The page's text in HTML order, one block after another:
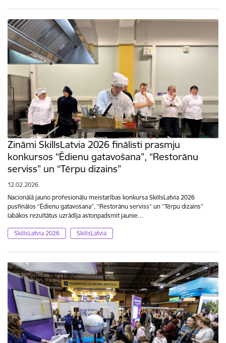
Zināmi SkillsLatvia 2026 finālisti prasmju
konkursos “Ēdienu gatavošana”, “Restorānu
serviss” un “Tērpu dizains”
12.02.2026.
Nacionālā jauno profesionāļu meistarības konkursa SkillsLatvia 2026
pusfinālos “Ēdienu gatavošana”, “Restorānu serviss” un “Tērpu dizains”
labākos rezultātus uzrādīja astoņpadsmit jaunie…
SkillsLatvia 2026 SkillsLatvia